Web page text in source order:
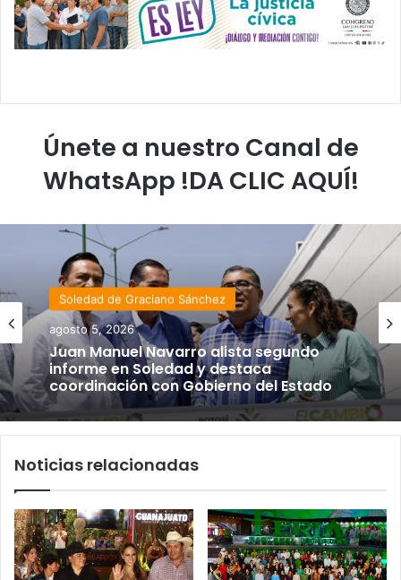
Únete a nuestro Canal de
WhatsApp !DA CLIC AQUÍ!
Soledad de Graciano Sánchez
agosto 5, 2026
Juan Manuel Navarro alista segundo
informe en Soledad y destaca
coordinación con Gobierno del Estado
Noticias relacionadas